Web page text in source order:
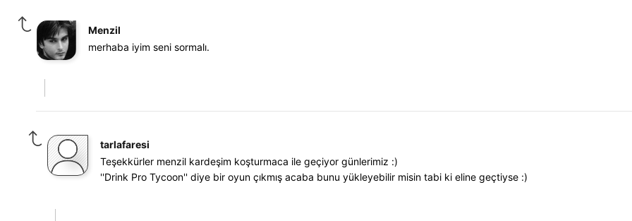
Menzil
merhaba iyim seni sormalı.
tarlafaresi
Teşekkürler menzil kardeşim koşturmaca ile geçiyor günlerimiz :)
''Drink Pro Tycoon'' diye bir oyun çıkmış acaba bunu yükleyebilir misin tabi ki eline geçtiyse :)